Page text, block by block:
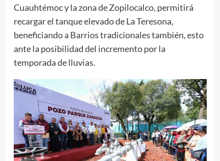
Cuauhtémoc y la zona de Zopilocalco, permitirá
recargar el tanque elevado de La Teresona,
beneficiando a Barrios tradicionales también, esto
ante la posibilidad del incremento por la
temporada de lluvias.